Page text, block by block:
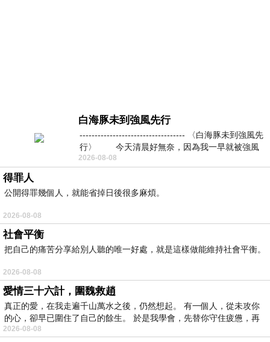
白海豚未到強風先行
----------------------------------- 〈白海豚未到強風先
行〉 今天清晨好無奈，因為我一早就被強風
2026-08-08
得罪人
公開得罪幾個人，就能省掉日後很多麻煩。
2026-08-08
社會平衡
把自己的痛苦分享給別人聽的唯一好處，就是這樣做能維持社會平衡。
2026-08-08
愛情三十六計，圍魏救趙
真正的愛，在我走遍千山萬水之後，仍然想起。 有一個人，從未攻你
的心，卻早已圍住了自己的餘生。 於是我學會，先替你守住疲憊，再
2026-08-08